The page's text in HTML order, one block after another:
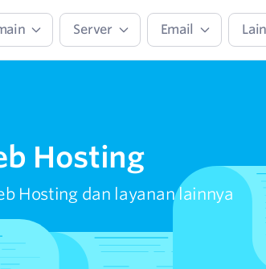
Server Email
Hosting
Hosting dan layanan lainnya